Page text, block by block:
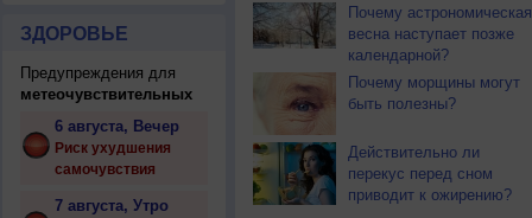
ЗДОРОВЬЕ
Предупреждения для
метеочувствительных
6 августа, Вечер
Риск ухудшения
самочувствия
7 августа, Утро
Почему астрономическая
весна наступает позже
календарной?
Почему морщины могут
быть полезны?
Действительно ли
перекус перед сном
приводит к ожирению?